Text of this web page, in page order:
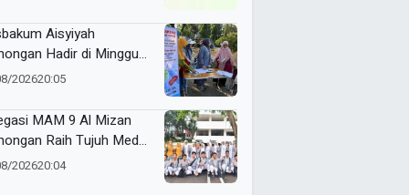
Aisyiyah
Hadir di Minggu
Buka Layanan dan
202620:05
MAM 9 Al Mizan
Raih Tujuh Medali
Awards 2026
202620:04